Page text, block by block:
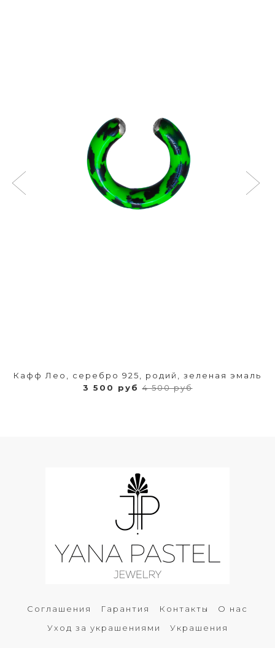
Кафф Лео, серебро 925, родий, зеленая эмаль
3 500 руб4 500 руб
Соглашения Гарантия Контакты
О нас
Уход за украшениями
Украшения